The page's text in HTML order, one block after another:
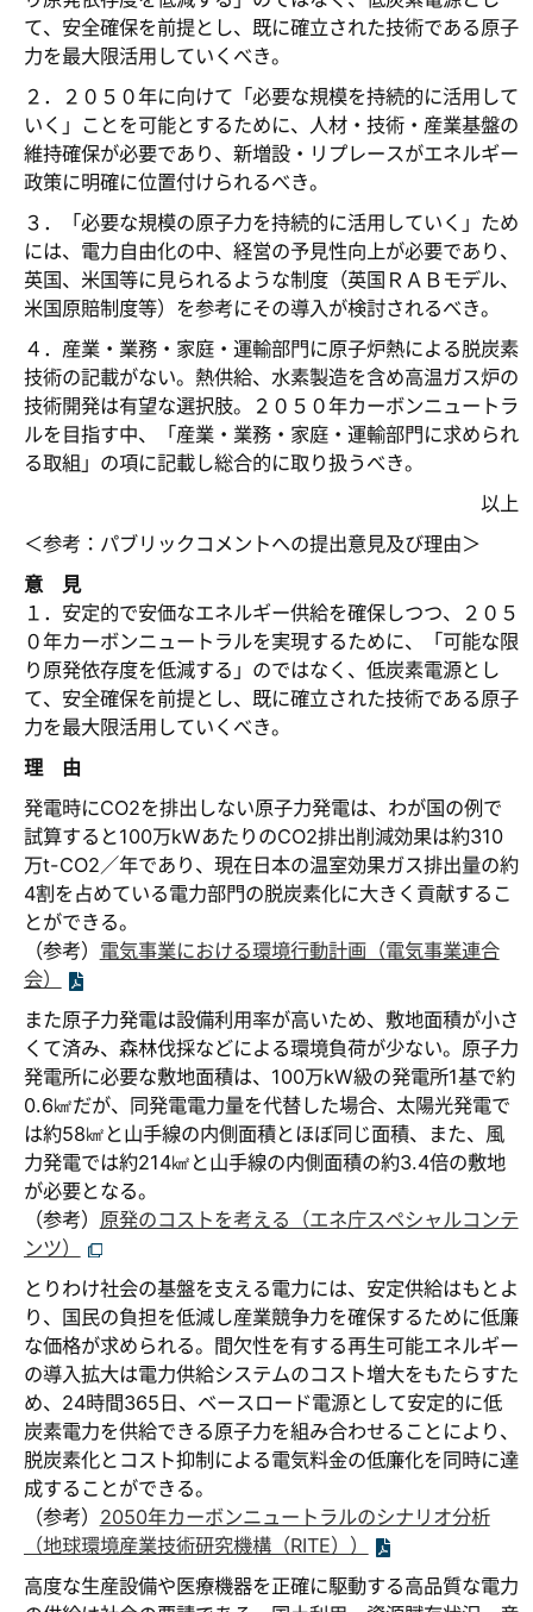
て、安全確保を前提とし、既に確立された技術である原子
力を最大限活用していくべき。
２．２０５０年に向けて「必要な規模を持続的に活用して
いく」ことを可能とするために、人材・技術・産業基盤の
維持確保が必要であり、新増設・リプレースがエネルギー
政策に明確に位置付けられるべき。
３．「必要な規模の原子力を持続的に活用していく」ため
には、電力自由化の中、経営の予見性向上が必要であり、
英国、米国等に見られるような制度（英国ＲＡＢモデル、
米国原賠制度等）を参考にその導入が検討されるべき。
４．産業・業務・家庭・運輸部門に原子炉熱による脱炭素
技術の記載がない。熱供給、水素製造を含め高温ガス炉の
技術開発は有望な選択肢。２０５０年カーボンニュートラ
ルを目指す中、「産業・業務・家庭・運輸部門に求められ
る取組」の項に記載し総合的に取り扱うべき。
以上
＜参考：パブリックコメントへの提出意見及び理由＞
意 見
１．安定的で安価なエネルギー供給を確保しつつ、２０５
０年カーボンニュートラルを実現するために、「可能な限
り原発依存度を低減する」のではなく、低炭素電源とし
て、安全確保を前提とし、既に確立された技術である原子
力を最大限活用していくべき。
理 由
発電時にCO2を排出しない原子力発電は、わが国の例で
試算すると100万kWあたりのCO2排出削減効果は約310
万t-CO2／年であり、現在日本の温室効果ガス排出量の約
4割を占めている電力部門の脱炭素化に大きく貢献するこ
とができる。
（参考） 電気事業における環境行動計画（電気事業連合
会）
また原子力発電は設備利用率が高いため、敷地面積が小さ
くて済み、森林伐採などによる環境負荷が少ない。原子力
発電所に必要な敷地面積は、100万kW級の発電所1基で約
0.6㎢だが、同発電電力量を代替した場合、太陽光発電で
は約58㎢と山手線の内側面積とほぼ同じ面積、また、風
力発電では約214㎢と山手線の内側面積の約3.4倍の敷地
が必要となる。
（参考） 原発のコストを考える（エネ庁スペシャルコンテ
ンツ）
とりわけ社会の基盤を支える電力には、安定供給はもとよ
り、国民の負担を低減し産業競争力を確保するために低廉
な価格が求められる。間欠性を有する再生可能エネルギー
の導入拡大は電力供給システムのコスト増大をもたらすた
め、24時間365日、ベースロード電源として安定的に低
炭素電力を供給できる原子力を組み合わせることにより、
脱炭素化とコスト抑制による電気料金の低廉化を同時に達
成することができる。
（参考） 2050年カーボンニュートラルのシナリオ分析
（地球環境産業技術研究機構（RITE））
高度な生産設備や医療機器を正確に駆動する高品質な電力